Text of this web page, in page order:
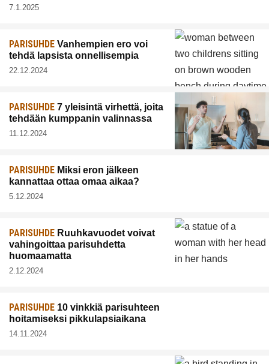
7.1.2025
PARISUHDE Vanhempien ero voi
tehdä lapsista onnellisempia
22.12.2024
PARISUHDE 7 yleisintä virhettä, joita
tehdään kumppanin valinnassa
11.12.2024
PARISUHDE Miksi eron jälkeen
kannattaa ottaa omaa aikaa?
5.12.2024
PARISUHDE Ruuhkavuodet voivat
vahingoittaa parisuhdetta
huomaamatta
2.12.2024
PARISUHDE 10 vinkkiä parisuhteen
hoitamiseksi pikkulapsiaikana
14.11.2024